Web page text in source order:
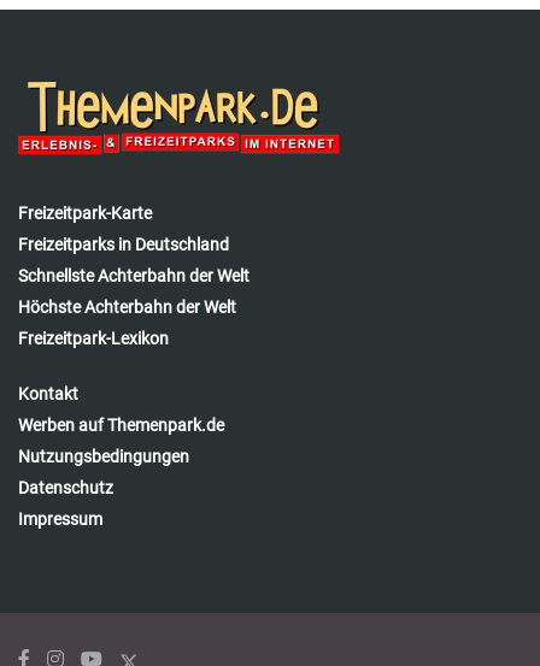
Freizeitpark-Karte
Freizeitparks in Deutschland
Schnellste Achterbahn der Welt
Höchste Achterbahn der Welt
Freizeitpark-Lexikon
Kontakt
Werben auf Themenpark.de
Nutzungsbedingungen
Datenschutz
Impressum